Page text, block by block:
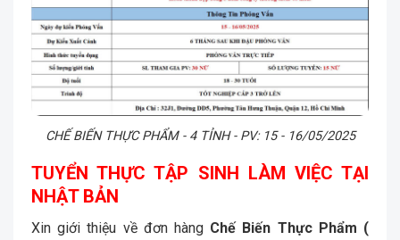
CHẾ BIẾN THỰC PHẨM - 4 TỈNH - PV: 15 - 16/05/2025
TUYỂN THỰC TẬP SINH LÀM VIỆC TẠI
NHẬT BẢN
Xin giới thiệu về đơn hàng Chế Biến Thực Phẩm (